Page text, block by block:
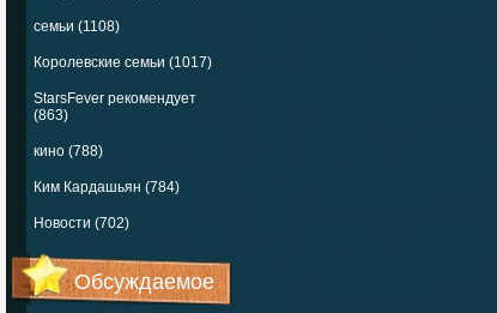
семьи (1108)
Королевские семьи (1017)
StarsFever рекомендует
(863)
кино (788)
Ким Кардашьян (784)
Новости (702)
Обсуждаемое